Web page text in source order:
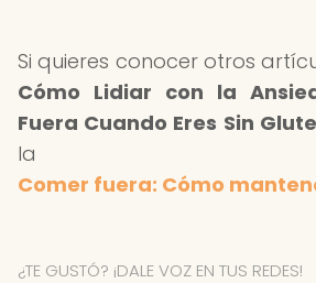
Si quieres conocer otros
Cómo Lidiar con la
Fuera Cuando Eres Sin
la
Comer fuera: Cómo
¿TE GUSTÓ? ¡DALE VOZ EN TUS REDES!